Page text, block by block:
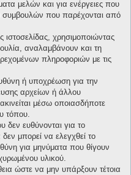
μελών και για ενέργειες που
συμβουλών που παρέχονται από
χρησιμοποιώντας
αναλαμβάνουν και τη
πληροφοριών με τις
ή υποχρέωση για την
αρχείων ή άλλου
μέσω οποιασδήποτε
τόπου.
δεν ευθύνονται για το
μπορεί να ελεγχθεί το
για μηνύματα που θίγουν
υλικού.
ώστε να μην υπάρξουν τέτοια